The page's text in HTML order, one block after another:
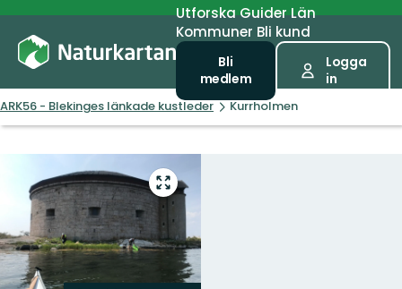
UtforskaGuiderLän
Kommuner Bli kund
Bli
medlem
Logga
in
ARK56 - Blekinges länkade kustleder Kurrholmen
Gå
till
helskärmsläge